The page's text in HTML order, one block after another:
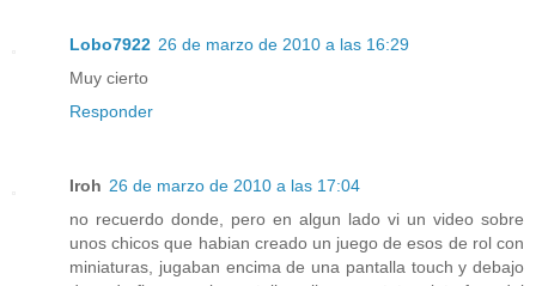
Lobo7922 26 de marzo de 2010 a las 16:29
Muy cierto
Responder
Iroh 26 de marzo de 2010 a las 17:04
no recuerdo donde, pero en algun lado vi un video sobre
unos chicos que habian creado un juego de esos de rol con
miniaturas, jugaban encima de una pantalla touch y debajo